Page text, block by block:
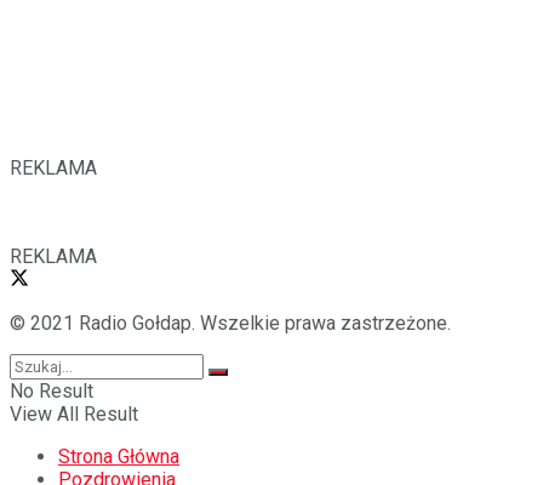
REKLAMA
REKLAMA
© 2021 Radio Gołdap. Wszelkie prawa zastrzeżone.
No Result
View All Result
Strona Główna
Pozdrowienia